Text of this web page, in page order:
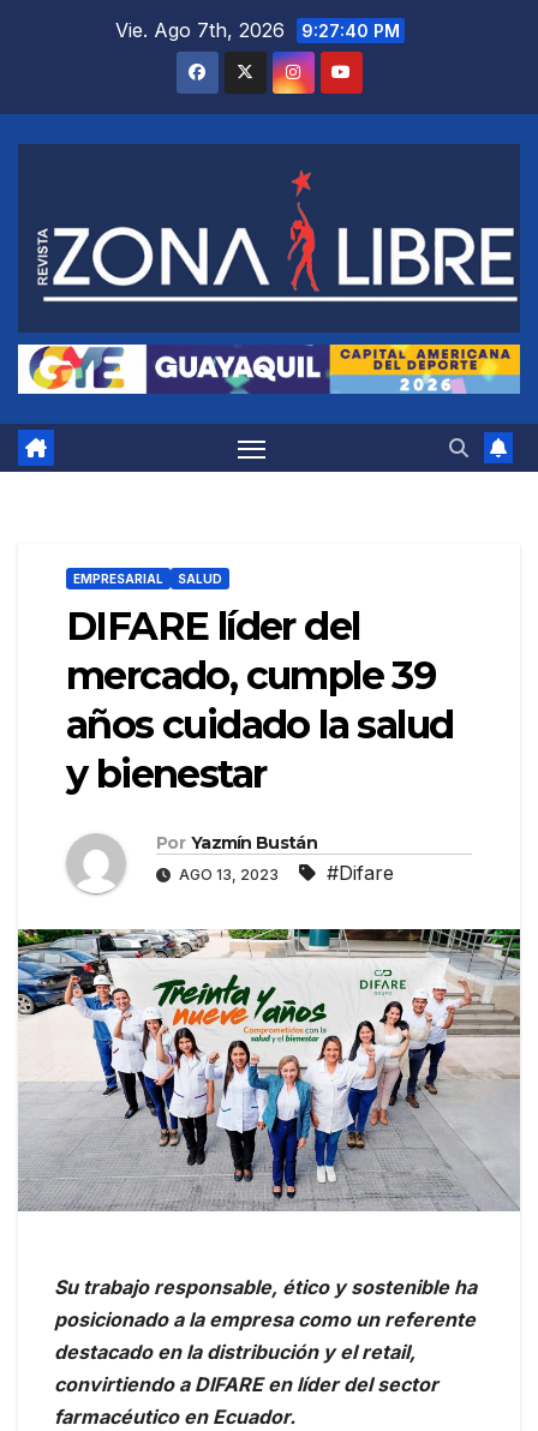
Vie. Ago 7th, 2026 9:27:41 PM
EMPRESARIAL SALUD
DIFARE líder del
mercado, cumple 39
años cuidado la salud
y bienestar
Por Yazmín Bustán
AGO 13, 2023 #Difare
Su trabajo responsable, ético y sostenible ha
posicionado a la empresa como un referente
destacado en la distribución y el retail,
convirtiendo a DIFARE en líder del sector
farmacéutico en Ecuador.